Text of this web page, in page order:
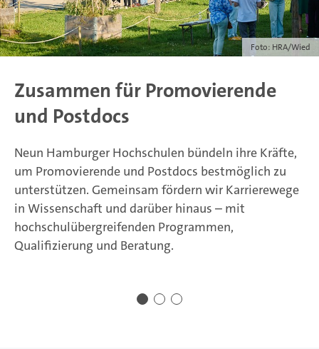
Foto: HRA/Wied
Zusammen für Promovierende
und Postdocs
Neun Hamburger Hochschulen bündeln ihre Kräfte,
um Promovierende und Postdocs bestmöglich zu
unterstützen. Gemeinsam fördern wir Karrierewege
in Wissenschaft und darüber hinaus – mit
hochschulübergreifenden Programmen,
Qualifizierung und Beratung.